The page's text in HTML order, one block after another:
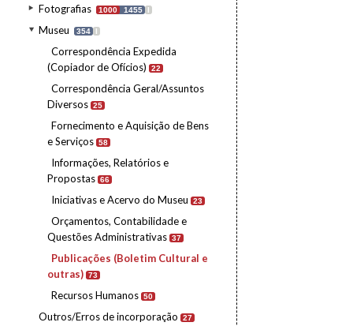
Fotografias 1000 1455 I
Museu 354 I
Correspondência Expedida
(Copiador de Ofícios)
22
Correspondência Geral/Assuntos
Diversos 25
Fornecimento e Aquisição de Bens
e Serviços 58
Informações, Relatórios e
Propostas 66
Iniciativas e Acervo do Museu 23
Orçamentos, Contabilidade e
Questões Administrativas 37
Publicações (Boletim Cultural e
outras) 73
Recursos Humanos 50
Outros/Erros de incorporação 27